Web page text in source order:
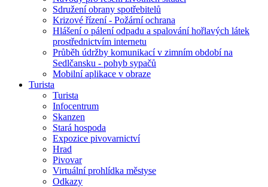
Sdružení obrany spotřebitelů
Krizové řízení - Požární ochrana
Hlášení o pálení odpadu a spalování hořlavých látek
prostřednictvím internetu
Průběh údržby komunikací v zimním období na
Sedlčansku - pohyb sypačů
Mobilní aplikace v obraze
Turista
Turista
Infocentrum
Skanzen
Stará hospoda
Expozice pivovarnictví
Hrad
Pivovar
Virtuální prohlídka městyse
Odkazy